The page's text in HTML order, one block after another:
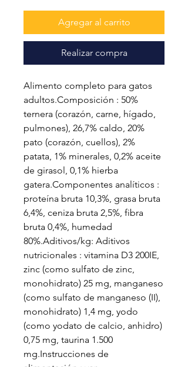
Agregar al carrito
Realizar compra
Alimento completo para gatos
adultos.Composición : 50%
ternera (corazón, carne, hígado,
pulmones), 26,7% caldo, 20%
pato (corazón, cuellos), 2%
patata, 1% minerales, 0,2% aceite
de girasol, 0,1% hierba
gatera.Componentes analíticos :
proteína bruta 10,3%, grasa bruta
6,4%, ceniza bruta 2,5%, fibra
bruta 0,4%, humedad
80%.Aditivos/kg: Aditivos
nutricionales : vitamina D3 200IE,
zinc (como sulfato de zinc,
monohidrato) 25 mg, manganeso
(como sulfato de manganeso (II),
monohidrato) 1,4 mg, yodo
(como yodato de calcio, anhidro)
0,75 mg, taurina 1.500
mg.Instrucciones de